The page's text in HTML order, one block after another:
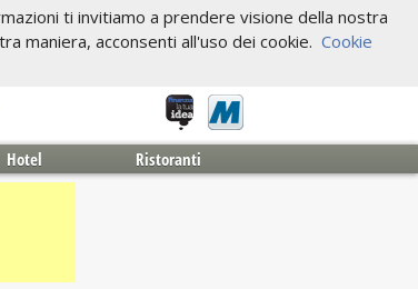
ti invitiamo a prendere visione della nostra
maniera, acconsenti all'uso dei cookie. Cookie
Hotel Ristoranti